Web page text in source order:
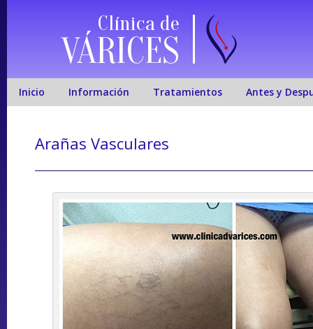
Clínica de
VÁRICES
Inicio Información Tratamientos Antes y
Arañas Vasculares